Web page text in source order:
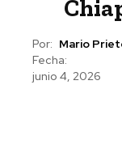
Por: Mario
Fecha:
junio 4, 2026